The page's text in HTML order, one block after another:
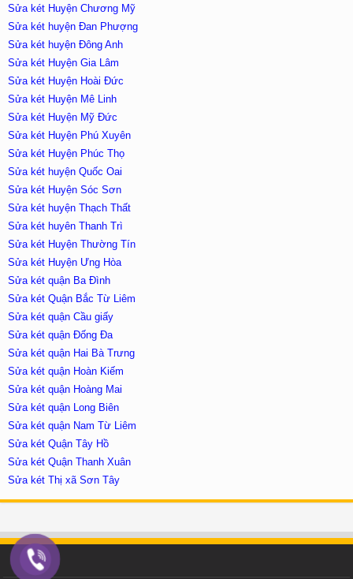
Sửa két Huyện Chương Mỹ
Sửa két huyện Đan Phượng
Sửa két huyện Đông Anh
Sửa két Huyện Gia Lâm
Sửa két Huyện Hoài Đức
Sửa két Huyện Mê Linh
Sửa két Huyện Mỹ Đức
Sửa két Huyện Phú Xuyên
Sửa két Huyện Phúc Thọ
Sửa két huyện Quốc Oai
Sửa két Huyện Sóc Sơn
Sửa két huyện Thạch Thất
Sửa két huyên Thanh Trì
Sửa két Huyện Thường Tín
Sửa két Huyện Ưng Hòa
Sửa két quận Ba Đình
Sửa két Quận Bắc Từ Liêm
Sửa két quận Cầu giấy
Sửa két quận Đống Đa
Sửa két quận Hai Bà Trưng
Sửa két quận Hoàn Kiếm
Sửa két quận Hoàng Mai
Sửa két quận Long Biên
Sửa két quận Nam Từ Liêm
Sửa két Quận Tây Hồ
Sửa két Quận Thanh Xuân
Sửa két Thị xã Sơn Tây